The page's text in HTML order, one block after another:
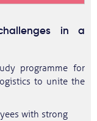
in a
programme for
to unite the
with strong